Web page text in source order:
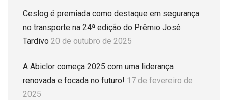
Ceslog é premiada como destaque em segurança
no transporte na 24ª edição do Prêmio José
Tardivo 20 de outubro de 2025
A Abiclor começa 2025 com uma liderança
renovada e focada no futuro! 17 de fevereiro de
2025